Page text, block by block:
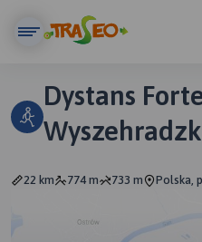
Dystans
22 km 774 m 733 m Polska,